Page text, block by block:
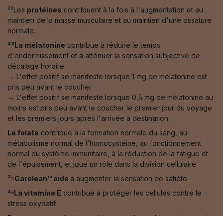
²²Les protéines contribuent à la fois à l'augmentation et au
maintien de la masse musculaire et au maintien d'une ossature
normale.
²³La mélatonine contribue à réduire le temps
d'endormissement et à atténuer la sensation subjective de
décalage horaire.
→ L'effet positif se manifeste lorsque 1 mg de mélatonine est
pris peu avant le coucher.
→ L'effet positif se manifeste lorsque 0,5 mg de mélatonine au
moins est pris peu avant le coucher le premier jour du voyage
et les premiers jours après l'arrivée à destination.
Le folate contribue à la formation normale du sang, au
métabolisme normal de l'homocystéine, au fonctionnement
normal du système immunitaire, à la réduction de la fatigue et
de l'épuisement, et joue un rôle dans la division cellulaire.
²⁵Carolean™️ aide à augmenter la sensation de satiété.
²⁶La vitamine E contribue à protéger les cellules contre le
stress oxydatif.